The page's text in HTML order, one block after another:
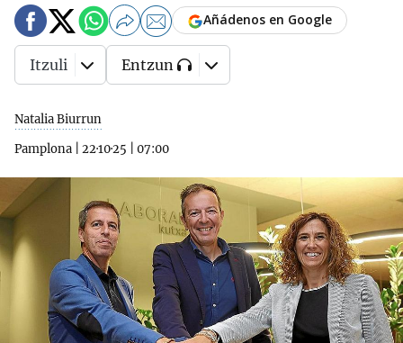
Natalia Biurrun
Pamplona
22·10·25 07:00
Añádenos en Google
Itzuli Entzun